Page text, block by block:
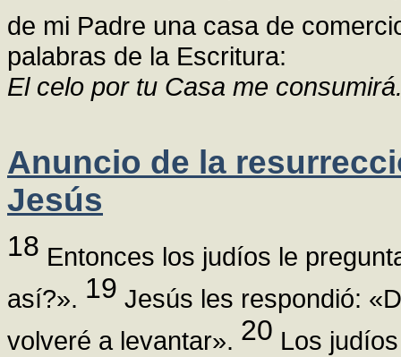
de mi Padre una casa de
palabras de la Escritura:
El celo por tu Casa me
Anuncio de la
Jesús
18 Entonces los judíos le
así?». 19 Jesús les respondió:
volveré a levantar». 20 Los